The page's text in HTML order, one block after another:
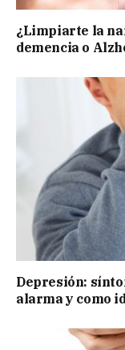
¿Limpiarte la
demencia o
Depresión:
alarma y como